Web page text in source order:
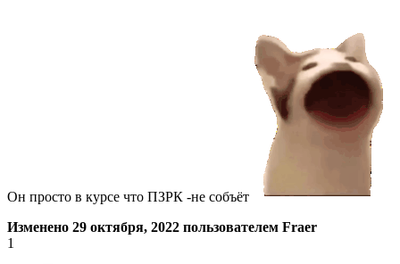
Он просто в курсе что ПЗРК -не собъёт
Изменено 29 октября, 2022 пользователем Fraer
1